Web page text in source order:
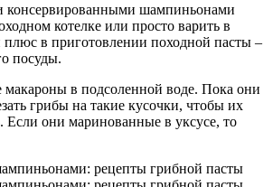
консервированными шампиньонами
котелке или просто варить в
в приготовлении походной пасты –
посуды.
макароны в подсоленной воде. Пока они
грибы на такие кусочки, чтобы их
Если они маринованные в уксусе, то